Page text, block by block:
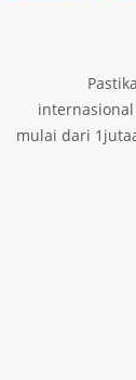
mulai dari